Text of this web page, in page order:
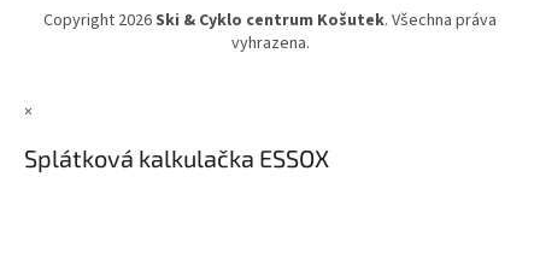
Copyright 2026Ski & Cyklo centrum Košutek. Všechna práva
vyhrazena.
×
Splátková kalkulačka ESSOX